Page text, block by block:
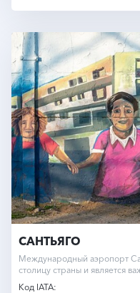
САНТЬЯГО
Международный аэропорт
столицу страны и является
Код IATA: